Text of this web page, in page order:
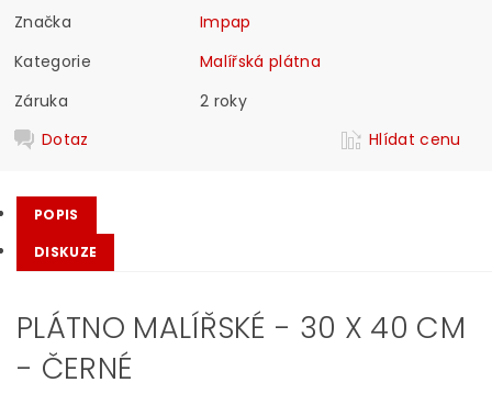
Značka
Impap
Kategorie
Malířská plátna
Záruka
2 roky
Dotaz
Hlídat cenu
POPIS
DISKUZE
PLÁTNO MALÍŘSKÉ - 30 X 40 CM
- ČERNÉ